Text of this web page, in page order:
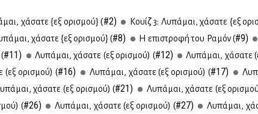
χά­σα­τε {εξ ορι­σμού} (#2) Κουίζ 3: Λυ­πά­μαι, χά­σα­τε {εξ
χά­σα­τε {εξ ορι­σμού} (#8) Η επι­στρο­φή του Ρα­μόν (#9)
#11) Λυ­πά­μαι, χά­σα­τε (εξ ορι­σμού) (#12) Λυ­πά­μαι, χά­σα­τε
(εξ ορι­σμού) (#16) Λυ­πά­μαι, χά­σα­τε (εξ ορι­σμού) (#17)
χά­σα­τε (εξ ορι­σμού) (#21) Λυ­πά­μαι, χά­σα­τε (εξ
(#26) Λυ­πά­μαι, χά­σα­τε (εξ ορι­σμού) (#27) Λυ­πά­μαι,